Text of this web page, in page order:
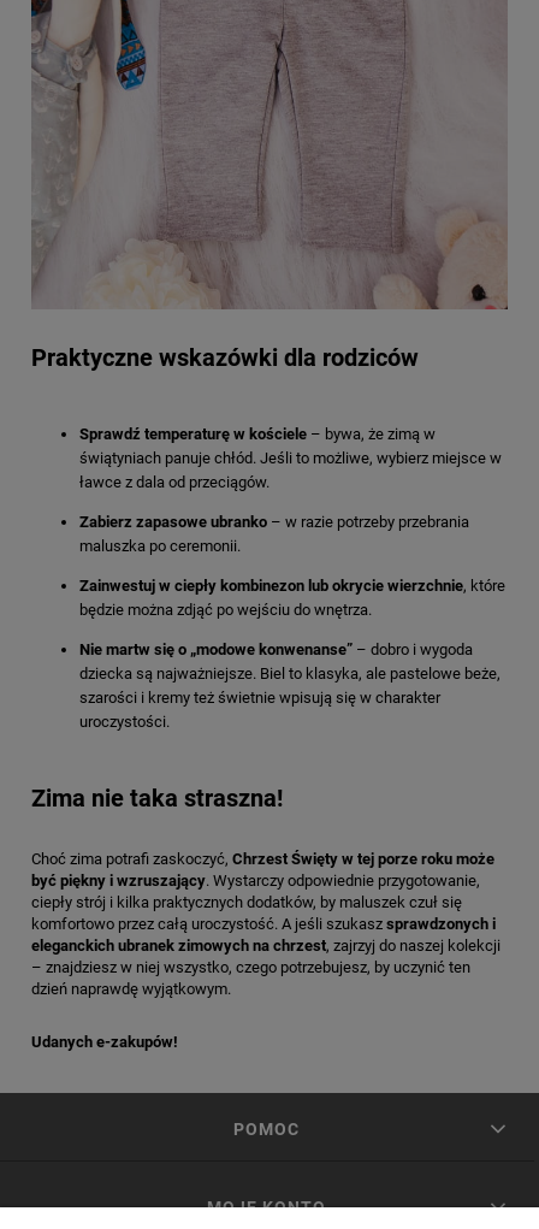
Praktyczne wskazówki dla rodziców
Sprawdź temperaturę w kościele – bywa, że zimą w
świątyniach panuje chłód. Jeśli to możliwe, wybierz miejsce w
ławce z dala od przeciągów.
Zabierz zapasowe ubranko – w razie potrzeby przebrania
maluszka po ceremonii.
Zainwestuj w ciepły kombinezon lub okrycie wierzchnie, które
będzie można zdjąć po wejściu do wnętrza.
Nie martw się o „modowe konwenanse” – dobro i wygoda
dziecka są najważniejsze. Biel to klasyka, ale pastelowe beże,
szarości i kremy też świetnie wpisują się w charakter
uroczystości.
Zima nie taka straszna!
Choć zima potrafi zaskoczyć, Chrzest Święty w tej porze roku może
być piękny i wzruszający. Wystarczy odpowiednie przygotowanie,
ciepły strój i kilka praktycznych dodatków, by maluszek czuł się
komfortowo przez całą uroczystość. A jeśli szukasz sprawdzonych i
eleganckich ubranek zimowych na chrzest, zajrzyj do naszej kolekcji
– znajdziesz w niej wszystko, czego potrzebujesz, by uczynić ten
dzień naprawdę wyjątkowym.
Udanych e-zakupów!
POMOC
MOJE KONTO